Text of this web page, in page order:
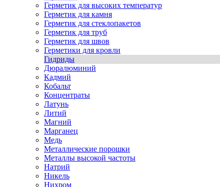
Герметик для высоких температур
Герметик для камня
Герметик для стеклопакетов
Герметик для труб
Герметик для швов
Герметики для кровли
Гидриды
Дюралюминий
Кадмий
Кобальт
Концентраты
Латунь
Литий
Магний
Марганец
Медь
Металлические порошки
Металлы высокой частоты
Натрий
Никель
Нихром